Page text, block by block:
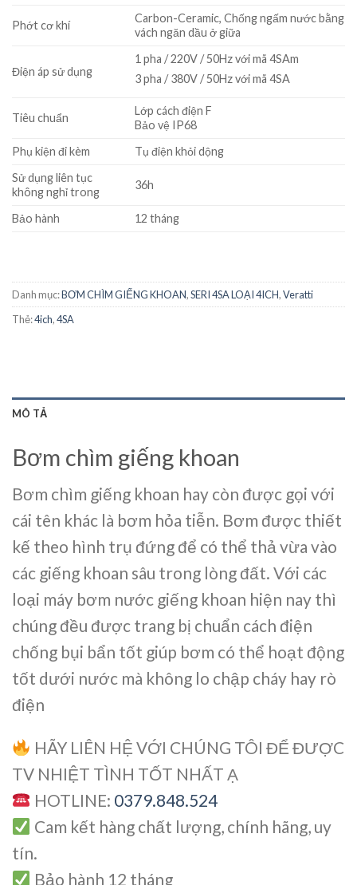
Phớt cơ khí
Carbon-Ceramic, Chống ngấm nước bằng
vách ngăn dầu ở giữa
Điện áp sử dụng
1 pha / 220V / 50Hz với mã 4SAm
3 pha / 380V / 50Hz với mã 4SA
Tiêu chuẩn
Lớp cách điện F
Bảo vệ IP68
Phụ kiện đi kèm
Tụ điện khỏi dộng
Sử dụng liên tục
không nghỉ trong
36h
Bảo hành 12 tháng
Danh mục:BƠM CHÌM GIẾNG KHOAN,SERI 4SA LOẠI 4ICH,Veratti
Thẻ:4ich,4SA
MÔ TẢ
Bơm chìm giếng khoan
Bơm chìm giếng khoan hay còn được gọi với
cái tên khác là bơm hỏa tiễn. Bơm được thiết
kế theo hình trụ đứng để có thể thả vừa vào
các giếng khoan sâu trong lòng đất. Với các
loại máy bơm nước giếng khoan hiện nay thì
chúng đều được trang bị chuẩn cách điện
chống bụi bẩn tốt giúp bơm có thể hoạt động
tốt dưới nước mà không lo chập cháy hay rò
điện
HÃY LIÊN HỆ VỚI CHÚNG TÔI ĐỂ ĐƯỢC
TV NHIỆT TÌNH TỐT NHẤT Ạ
HOTLINE: 0379.848.524
Cam kết hàng chất lượng, chính hãng, uy
tín.
Bảo hành 12 tháng